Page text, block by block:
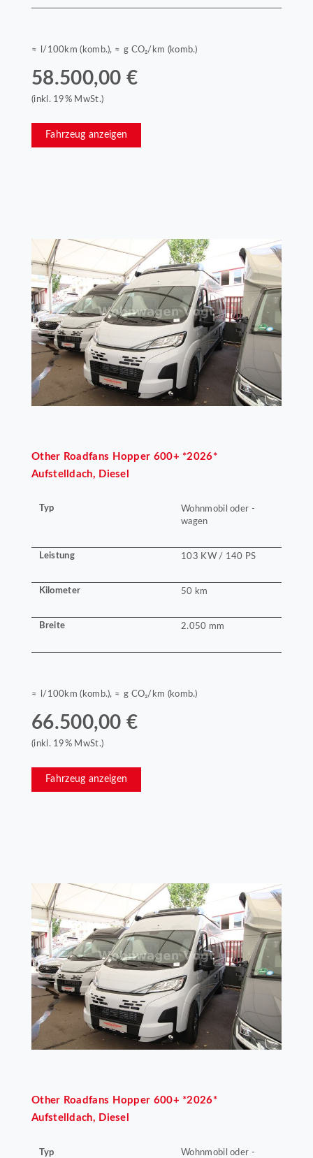
≈ l/100km (komb.), ≈ g CO₂/km (komb.)
58.500,00 €
(inkl. 19% MwSt.)
Fahrzeug anzeigen
Other Roadfans Hopper 600+ *2026*
Aufstelldach, Diesel
Typ
Wohnmobil oder -
wagen
Leistung 103 KW / 140 PS
Kilometer 50 km
Breite 2.050 mm
≈ l/100km (komb.), ≈ g CO₂/km (komb.)
66.500,00 €
(inkl. 19% MwSt.)
Fahrzeug anzeigen
Other Roadfans Hopper 600+ *2026*
Aufstelldach, Diesel
Typ
Wohnmobil oder -